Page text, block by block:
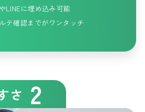
LINEに埋め込み可能
テ確認までがワンタッチ
さ 2